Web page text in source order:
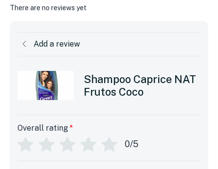
There are no reviews yet
Add a review
Shampoo Caprice NAT
Frutos Coco
Overall rating*
0/5